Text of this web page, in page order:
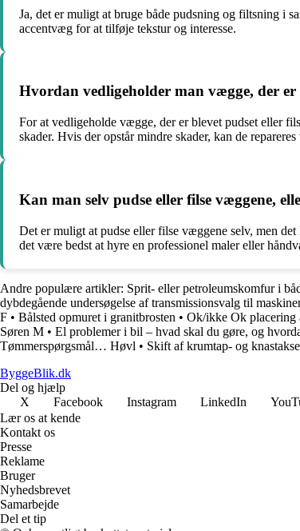
Ja, det er muligt at bruge både pudsning og filtsning i
accentvæg for at tilføje tekstur og interesse.
Hvordan vedligeholder man vægge, der er
For at vedligeholde vægge, der er blevet pudset eller
skader. Hvis der opstår mindre skader, kan de
Kan man selv pudse eller filse væggene,
Det er muligt at pudse eller filse væggene selv, men
det være bedst at hyre en professionel maler eller
Andre populære artikler: Sprit- eller petroleumskomfur i
dybdegående undersøgelse af transmissionsvalg til
F • Bålsted opmuret i granitbrosten • Ok/ikke Ok placering
Søren M • El problemer i bil – hvad skal du gøre, og
Tømmerspørgsmål… Høvl • Skift af krumtap- og
ByggeBlik.dk
Del og hjælp
X
Facebook Instagram LinkedIn
Lær os at kende
Kontakt os
Presse
Reklame
Bruger
Nyhedsbrevet
Samarbejde
Del et tip